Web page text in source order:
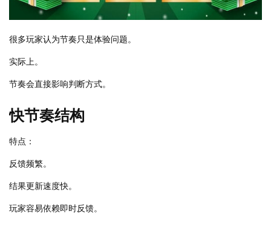
很多玩家认为节奏只是体验问题。
实际上。
节奏会直接影响判断方式。
快节奏结构
特点：
反馈频繁。
结果更新速度快。
玩家容易依赖即时反馈。